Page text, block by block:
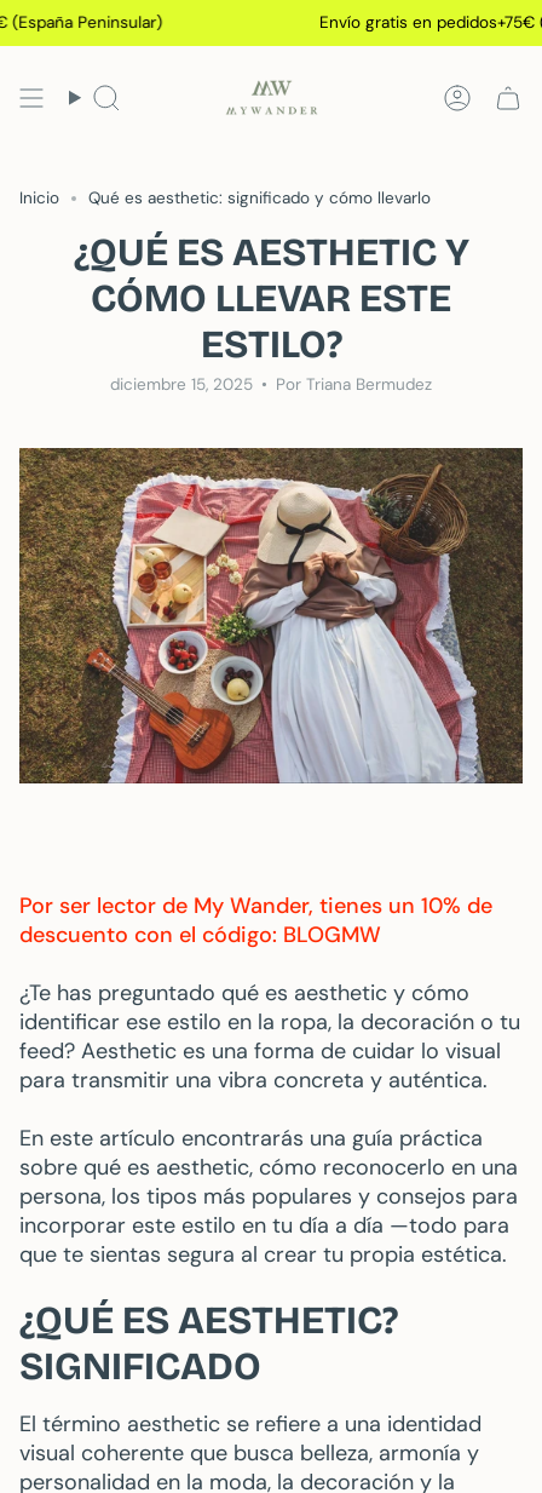
Ir
al
Peninsular) Envío gratis en pedidos+75€
Búsqueda Cuenta
Inicio Qué es aesthetic: significado y cómo llevarlo
¿QUÉ ES AESTHETIC Y
CÓMO LLEVAR ESTE
ESTILO?
diciembre 15, 2025 Por Triana Bermudez
Por ser lector de My Wander, tienes un 10% de
descuento con el código: BLOGMW
¿Te has preguntado qué es aesthetic y cómo
identificar ese estilo en la ropa, la decoración o tu
feed? Aesthetic es una forma de cuidar lo visual
para transmitir una vibra concreta y auténtica.
En este artículo encontrarás una guía práctica
sobre qué es aesthetic, cómo reconocerlo en una
persona, los tipos más populares y consejos para
incorporar este estilo en tu día a día —todo para
que te sientas segura al crear tu propia estética.
¿QUÉ ES AESTHETIC?
SIGNIFICADO
El término aesthetic se refiere a una identidad
visual coherente que busca belleza, armonía y
personalidad en la moda, la decoración y la